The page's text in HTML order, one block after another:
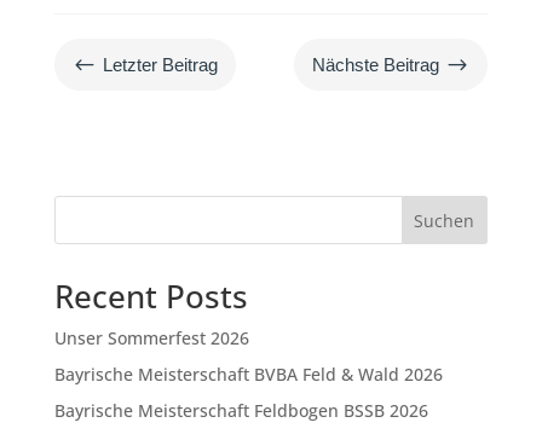
# Letzter Beitrag Nächste Beitrag $
Suchen
Recent Posts
Unser Sommerfest 2026
Bayrische Meisterschaft BVBA Feld & Wald 2026
Bayrische Meisterschaft Feldbogen BSSB 2026